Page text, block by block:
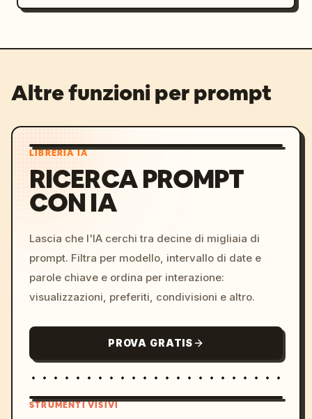
Altre funzioni per prompt
LIBRERIA IA
RICERCA PROMPT
CON IA
Lascia che l'IA cerchi tra decine di migliaia di
prompt. Filtra per modello, intervallo di date e
parole chiave e ordina per interazione:
visualizzazioni, preferiti, condivisioni e altro.
PROVA GRATIS
STRUMENTI VISIVI